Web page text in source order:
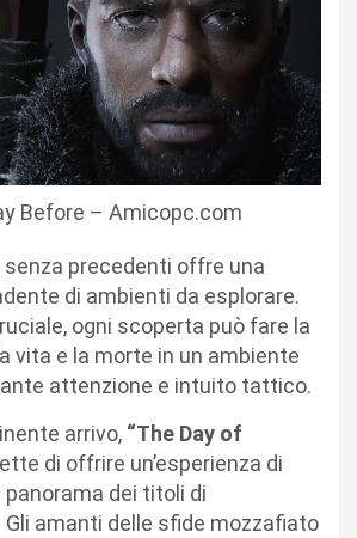
Before – Amicopc.com
precedenti offre una
di ambienti da esplorare.
ogni scoperta può fare la
vita e la morte in un ambiente
attenzione e intuito tattico.
arrivo, “The Day of
di offrire un’esperienza di
panorama dei titoli di
Gli amanti delle sfide mozzafiato